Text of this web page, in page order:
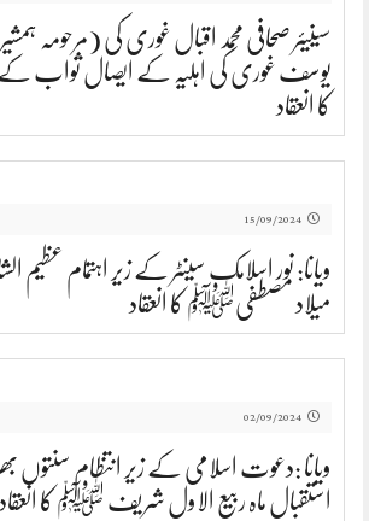
سینیئر صحافی محمد اقبال غوری کی (مرحومہ
یوسف غوری کی اہلیہ کے ایصال ثواب کے
کا انعقاد
15/09/2024
ویانا: نور اسلامک سینٹر کے زیر اہتمام عظیم
میلاد مصطفیﷺ کا انعقاد
02/09/2024
ویانا :دعوت اسلامی کے زیر انتظام سنتوں بھرا
استقبال ماہ ربیع الاول شریف ﷺ کا انعقاد